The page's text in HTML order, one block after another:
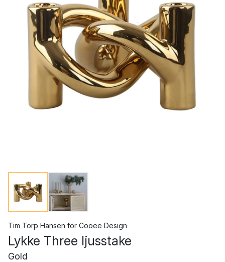
Tim Torp Hansen för Cooee Design
Lykke Three ljusstake
Gold